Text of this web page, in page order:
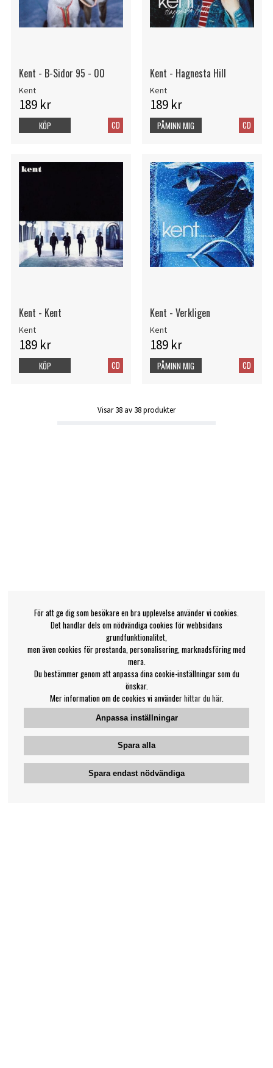
Kent - B-Sidor 95 - 00
Kent
189 kr
CD
KÖP
Kent - Hagnesta Hill
Kent
189 kr
CD
PÅMINN MIG
Kent - Kent
Kent
189 kr
CD
KÖP
Kent - Verkligen
Kent
189 kr
CD
PÅMINN MIG
Visar38 av 38produkter
För att ge dig som besökare en bra upplevelse använder vi cookies.
Det handlar dels om nödvändiga cookies för webbsidans
grundfunktionalitet,
men även cookies för prestanda, personalisering, marknadsföring med
mera.
Du bestämmer genom att anpassa dina cookie-inställningar som du
önskar.
Mer information om de cookies vi använderhittar du här.
Anpassa inställningar
Spara alla
Spara endast nödvändiga